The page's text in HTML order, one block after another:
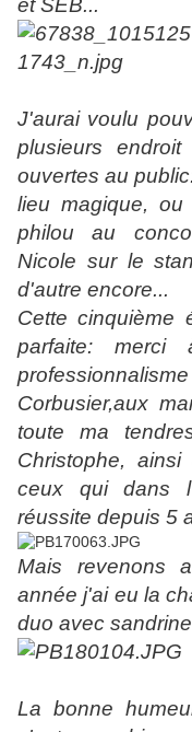
et SEB...
J'aurai voulu
plusieurs
ouvertes au
lieu magique,
philou au
Nicole sur le
d'autre encore...
Cette cinquième
parfaite:
Corbusier,aux
toute ma
Christophe,
ceux qui dans
réussite depuis 5
Mais revenons
année j'ai eu la
duo avec
La bonne